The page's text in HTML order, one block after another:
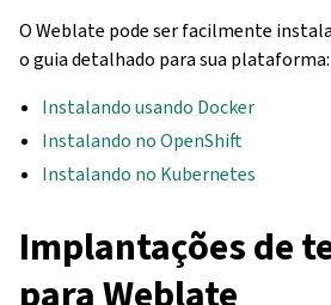
O Weblate pode ser facilmente
o guia detalhado para sua plataforma:
Instalando usando Docker
Instalando no OpenShift
Instalando no Kubernetes
Implantações de
para Weblate